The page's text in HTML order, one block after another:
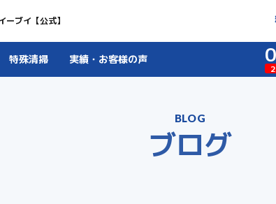
ブイ【公式】
特殊清掃 実績・お客様の声
BLOG
ブログ